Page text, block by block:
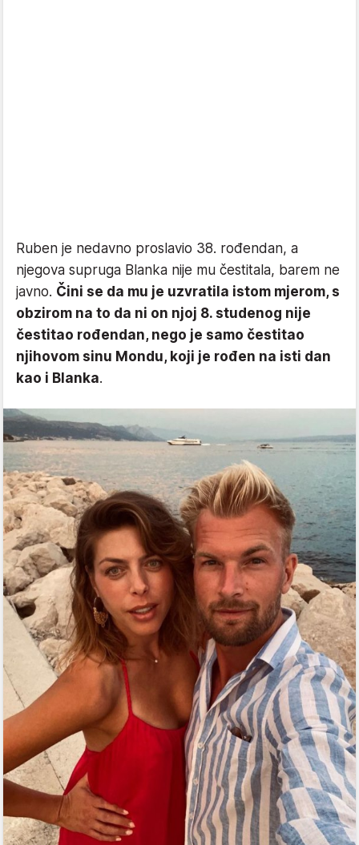
Ruben je nedavno proslavio 38. rođendan, a
njegova supruga Blanka nije mu čestitala, barem ne
javno. Čini se da mu je uzvratila istom mjerom, s
obzirom na to da ni on njoj 8. studenog nije
čestitao rođendan, nego je samo čestitao
njihovom sinu Mondu, koji je rođen na isti dan
kao i Blanka.